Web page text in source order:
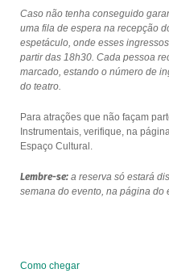
Caso não tenha conseguido
uma fila de espera na recepção
espetáculo, onde esses
partir das 18h30. Cada pessoa
marcado, estando o número de
do teatro.
Para atrações que não façam
Instrumentais, verifique, na
Espaço Cultural.
Lembre-se:a reserva só estará
semana do evento, na página do
Como chegar